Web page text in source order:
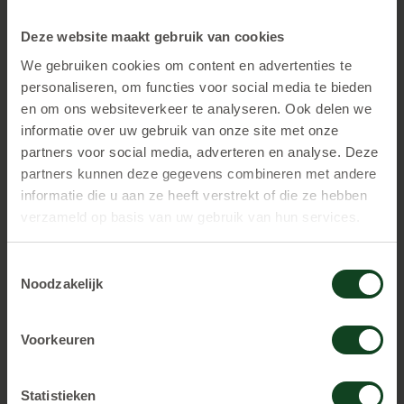
Deze website maakt gebruik van cookies
We gebruiken cookies om content en advertenties te
personaliseren, om functies voor social media te bieden
en om ons websiteverkeer te analyseren. Ook delen we
informatie over uw gebruik van onze site met onze
partners voor social media, adverteren en analyse. Deze
partners kunnen deze gegevens combineren met andere
informatie die u aan ze heeft verstrekt of die ze hebben
verzameld op basis van uw gebruik van hun services.
Noodzakelijk
Voorkeuren
Statistieken
Kinderfeestje Dalfsen
Kinderfeestje Dedemsvaart
Kinderfeestje Drachten
Kinderfeestje Ede
Kinderfeestje Enschede
Kinderfeestje Friesland
Kinderfeestje Haarlem
Kinderfeestje Hardenberg
Kinderfeestje Houten
Kinderfeestje Nieuwegein